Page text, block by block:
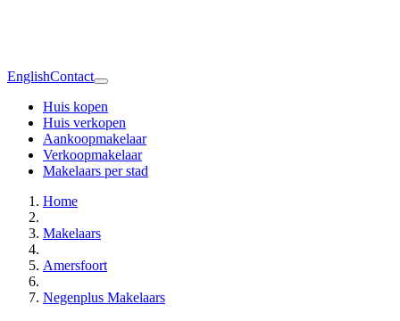
EnglishContact
Huis kopen
Huis verkopen
Aankoopmakelaar
Verkoopmakelaar
Makelaars per stad
Home
Makelaars
Amersfoort
Negenplus Makelaars